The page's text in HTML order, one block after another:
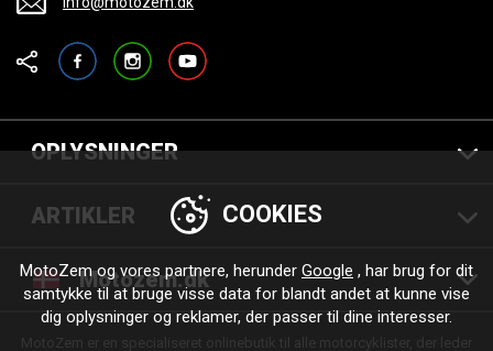
FacebookInstagramYouTube
OPLYSNINGER
ARTIKLER
Motozem.dk
COOKIES
MotoZem og vores partnere, herunder Google , har brug for dit
samtykke til at bruge visse data for blandt andet at kunne vise
dig oplysninger og reklamer, der passer til dine interesser.